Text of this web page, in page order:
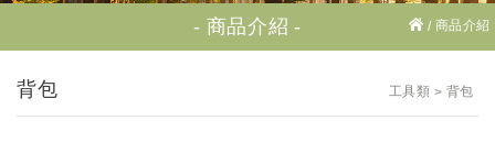
商品介紹 商品介紹
工具類 背包
背包